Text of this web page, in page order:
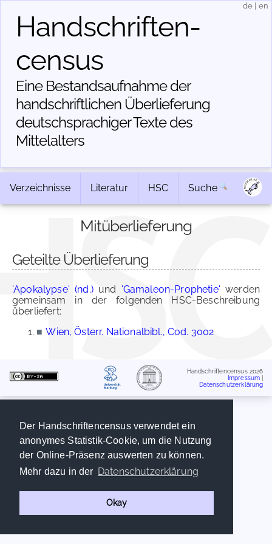
Der Handschriftencensus verwendet ein
anonymes Statistik-Cookie, um die Nutzung
der Online-Präsenz auswerten zu können.
Mehr dazu in der Datenschutzerklärung
Okay
Handschriften­
census
Eine Bestandsaufnahme der
handschriftlichen Über­lieferung
deutschsprachiger Texte des
Mittelalters
de en
Verzeichnisse Literatur HSC Suche
Mitüberlieferung
Geteilte Überlieferung
'Apokalypse' (nd.)und 'Gamaleon-Prophetie' werden
gemeinsam in der folgenden HSC-Beschreibung
überliefert:
■ Wien, Österr. Nationalbibl., Cod. 3002
Handschriftencensus 2026
Impressum
Datenschutzerklärung